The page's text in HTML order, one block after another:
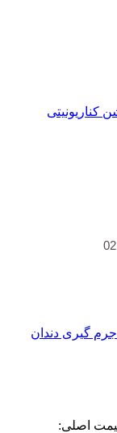
کناریونیتی
گیری دندان
اصلی: